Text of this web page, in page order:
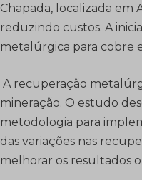
Chapada, localizada em
reduzindo custos. A
metalúrgica para cobre
A recuperação
mineração. O estudo
metodologia para
das variações nas
melhorar os resultados